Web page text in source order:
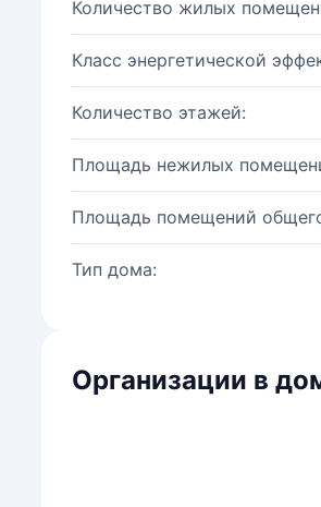
Количество жилых
Класс энергетической
Количество этажей:
Площадь нежилых
Площадь помещений
Тип дома:
Организации в